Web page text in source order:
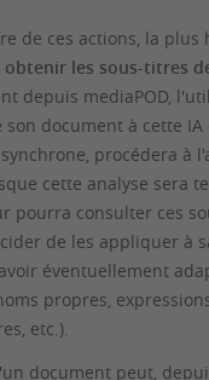
de ces actions, la plus
obtenir les sous-titres
depuis mediaPOD,
son document à cette IA
procédera à
cette analyse sera
pourra consulter ces
de les appliquer à
éventuellement
propres,
etc.).
document peut,